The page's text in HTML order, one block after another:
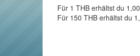
Für 1 THB erhältst du
Für 150 THB erhältst du